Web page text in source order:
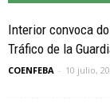
Interior convoca
Tráfico de la
COENFEBA - 10 julio,